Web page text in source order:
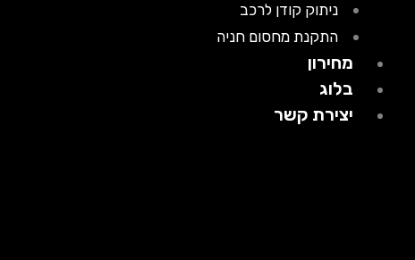
ניתוק קודן לרכב
התקנת מחסום חניה
מחירון
בלוג
יצירת קשר